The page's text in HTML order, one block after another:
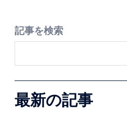
記事を検索
最新の記事